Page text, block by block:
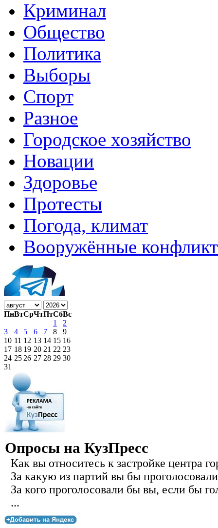
Криминал
Общество
Политика
Выборы
Спорт
Разное
Городское хозяйство
Новации
Здоровье
Протесты
Погода, климат
Вооружённые
ПнВтСрЧтПтСбВс
1
2
3
4 5 6 7 8
9
10 11 12 13 14 15 16
17 18 19 20 21 22 23
24 25 26 27 28 29 30
31
Опросы на КузПресс
Как вы относитесь к застройке центра
За какую из партий вы бы
За кого проголосовали бы вы, если бы
...